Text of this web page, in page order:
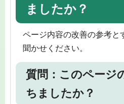
ましたか？
ページ内容の改善の参考と
聞かせください。
質問：このページ
ちましたか？